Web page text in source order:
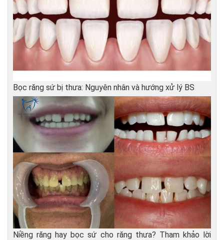
Bọc răng sứ bị thưa: Nguyên nhân và hướng xử lý BS
Niềng răng hay bọc sứ cho răng thưa? Tham khảo lời